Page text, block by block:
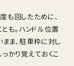
も回したために、
も。ハンドル位置
ま、駐車枠に対し
かり覚えておくこ